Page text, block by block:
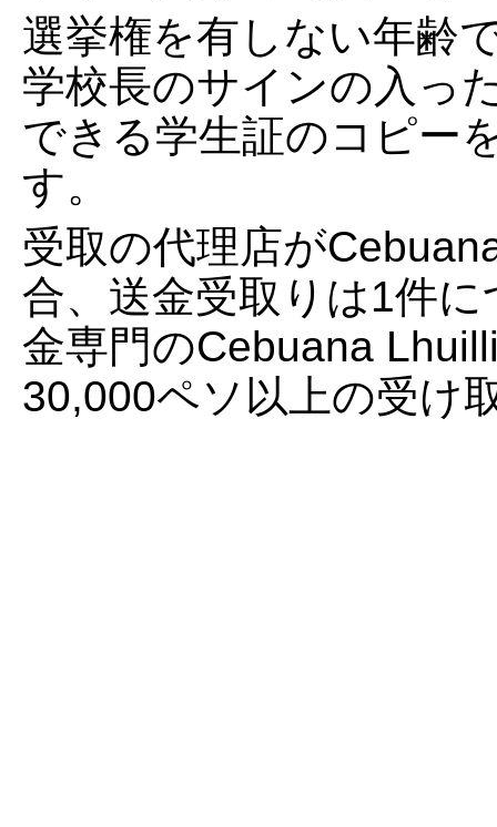
選挙権を有しない年齢
学校長のサインの入っ
できる学生証のコピー
す。
受取の代理店が
合、送金受取りは1件
金専門のCebuana
30,000ペソ以上の受け